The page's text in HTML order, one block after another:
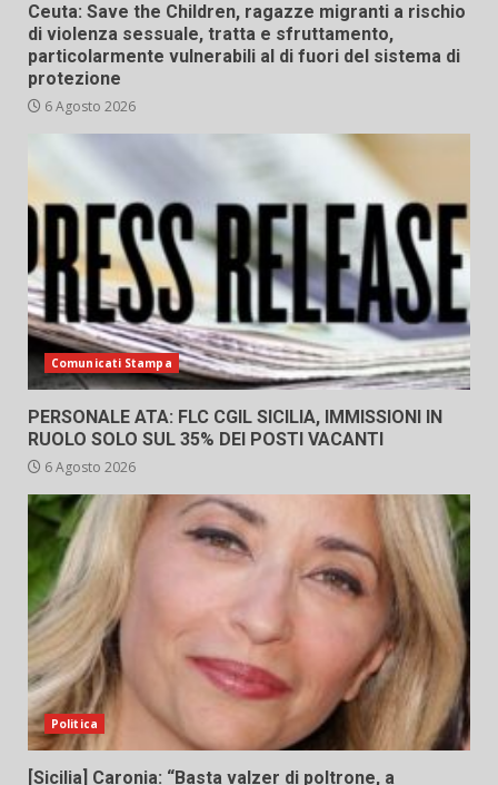
Ceuta: Save the Children, ragazze migranti a rischio
di violenza sessuale, tratta e sfruttamento,
particolarmente vulnerabili al di fuori del sistema di
protezione
6 Agosto 2026
Comunicati Stampa
PERSONALE ATA: FLC CGIL SICILIA, IMMISSIONI IN
RUOLO SOLO SUL 35% DEI POSTI VACANTI
6 Agosto 2026
Politica
[Sicilia] Caronia: “Basta valzer di poltrone, a